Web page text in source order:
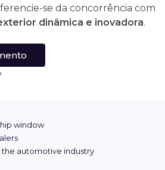
se da concorrência com
dinâmica e inovadora.